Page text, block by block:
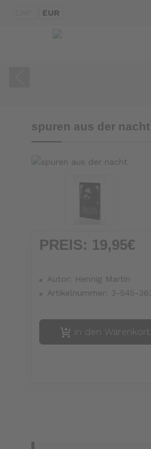
EUR
spuren aus der nacht
PREIS: 19,95€
Autor: Hennig Martin
Artikelnummer: 3-545-
in den